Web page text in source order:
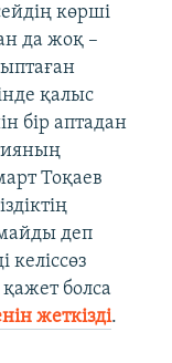
көрші
да жоқ –
қалыс
бір аптадан
Тоқаев
деп
келіссөз
болса
жеткізді.